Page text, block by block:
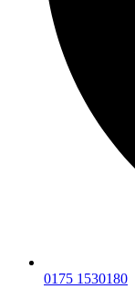
0175 1530180